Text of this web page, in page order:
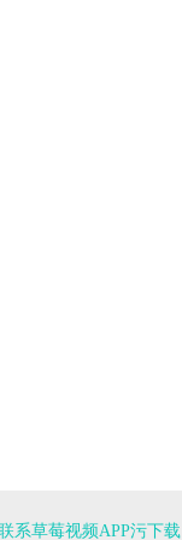
系草莓视频APP污下载